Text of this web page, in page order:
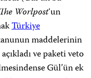
The Worlpost‘un
Türkiye
maddelerinin
ve paketi veto
Gül’ün ek